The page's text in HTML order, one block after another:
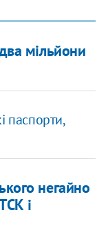
мільйони
паспорти,
негайно
і